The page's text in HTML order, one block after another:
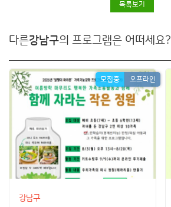
목록보기
다른강남구의 프로그램은 어떠세요?
모집중 오프라인
강남구